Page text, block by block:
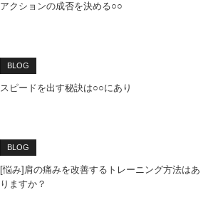
アクションの成否を決める○○
BLOG
スピードを出す秘訣は○○にあり
BLOG
[悩み]肩の痛みを改善するトレーニング方法はあ
りますか？